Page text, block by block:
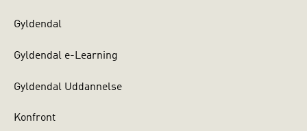
Gyldendal
Gyldendal e-Learning
Gyldendal Uddannelse
Konfront